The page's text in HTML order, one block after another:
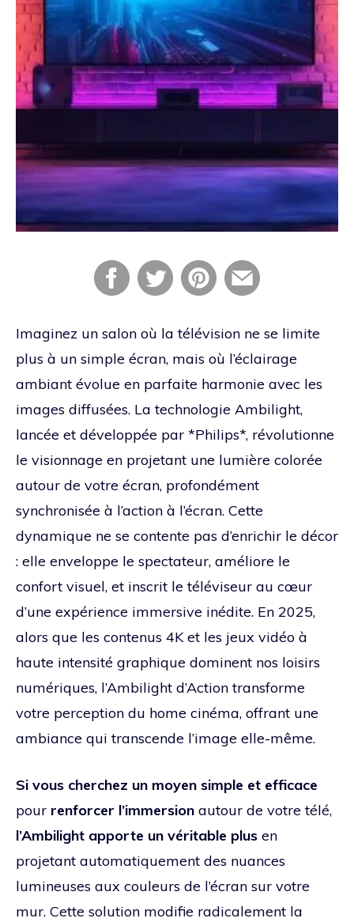
Imaginez un salon où la télévision ne se limite
plus à un simple écran, mais où l’éclairage
ambiant évolue en parfaite harmonie avec les
images diffusées. La technologie Ambilight,
lancée et développée par *Philips*, révolutionne
le visionnage en projetant une lumière colorée
autour de votre écran, profondément
synchronisée à l’action à l’écran. Cette
dynamique ne se contente pas d’enrichir le décor
: elle enveloppe le spectateur, améliore le
confort visuel, et inscrit le téléviseur au cœur
d’une expérience immersive inédite. En 2025,
alors que les contenus 4K et les jeux vidéo à
haute intensité graphique dominent nos loisirs
numériques, l’Ambilight d’Action transforme
votre perception du home cinéma, offrant une
ambiance qui transcende l’image elle-même.
Si vous cherchez un moyen simple et efficace
pour renforcer l’immersion autour de votre télé,
l’Ambilight apporte un véritable plus en
projetant automatiquement des nuances
lumineuses aux couleurs de l’écran sur votre
mur. Cette solution modifie radicalement la